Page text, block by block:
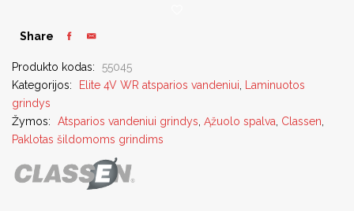
Share
Produkto kodas:
55045
Kategorijos:
Elite 4V WR atsparios vandeniui
Laminuotos
grindys
Žymos:
Atsparios vandeniui grindys Ąžuolo spalva Classen
Paklotas šildomoms grindims